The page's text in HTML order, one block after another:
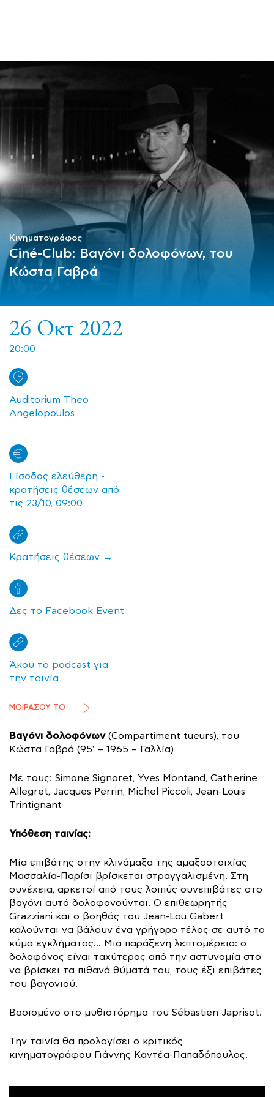
ΣΠΟΥΔΕΣ
ΒΙΒΛΙΟΘΗΚΗ
Βαγόνι δολοφόνων(Compartiment tueurs), του
Κώστα Γαβρά (95′ – 1965 – Γαλλία)
Με τους: Simone Signoret, Yves Montand, Catherine
Allegret, Jacques Perrin, Michel Piccoli, Jean-Louis
Trintignant
Υπόθεση ταινίας:
Μία επιβάτης στην κλινάμαξα της αμαξοστοιχίας
Μασσαλία-Παρίσι βρίσκεται στραγγαλισμένη. Στη
συνέχεια, αρκετοί από τους λοιπύς συνεπιβάτες στο
βαγόνι αυτό δολοφονούνται. Ο επιθεωρητής
Grazziani και ο βοηθός του Jean-Lou Gabert
καλούνται να βάλουν ένα γρήγορο τέλος σε αυτό το
κύμα εγκλήματος… Μια παράξενη λεπτομέρεια: ο
δολοφόνος είναι ταχύτερος από την αστυνομία στο
να βρίσκει τα πιθανά θύματά του, τους έξι επιβάτες
του βαγονιού.
Βασισμένο στο μυθιστόρημα του Sébastien Japrisot.
Την ταινία θα προλογίσει ο κριτικός
κινηματογράφου Γιάννης Καντέα-Παπαδόπουλος.
26 Οκτ 2022
20:00
Auditorium Theo
Angelopoulos
Είσοδος ελεύθερη -
κρατήσεις θέσεων από
τις 23/10, 09:00
Κρατήσεις θέσεων →
Δες το Facebook Event
Άκου το podcast για
την ταινία
ΜΟΙΡΑΣΟΥ ΤΟ
Κινηματογράφος
Ciné-Club: Βαγόνι δολοφόνων, του
Κώστα Γαβρά